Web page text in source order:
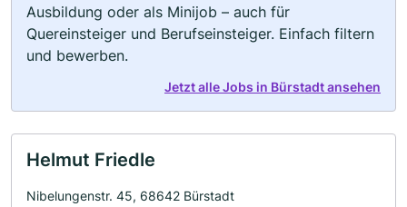
Ausbildung oder als Minijob – auch für
Quereinsteiger und Berufseinsteiger. Einfach filtern
und bewerben.
Jetzt alle Jobs in Bürstadt ansehen
Helmut Friedle
Nibelungenstr. 45, 68642 Bürstadt